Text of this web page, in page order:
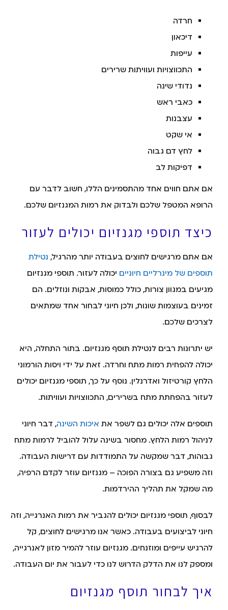
חרדה
דיכאון
עייפות
התכווצויות ועוויתות שרירים
נדודי שינה
כאבי ראש
עצבנות
אי שקט
לחץ דם גבוה
דפיקות לב
אם אתם חווים אחד מהתסמינים הללו, חשוב לדבר עם
הרופא המטפל שלכם ולבדוק את רמות המגנזיום שלכם.
כיצד תוספי מגנזיום יכולים לעזור
אם אתם מרגישים לחוצים בעבודה יותר מהרגיל, נטילת
תוספים של מינרליים חיוניים יכולה לעזור. תוספי מגנזיום
מגיעים במגוון צורות, כולל כמוסות, אבקות ונוזלים. הם
זמינים בעוצמות שונות, ולכן חיוני לבחור אחד שמתאים
לצרכים שלכם.
יש יתרונות רבים לנטילת תוסף מגנזיום. בתור התחלה, היא
יכולה להפחית רמות מתח וחרדה. זאת על ידי ויסות הורמוני
הלחץ קורטיזול ואדרנלין. נוסף על כך, תוספי מגנזיום יכולים
לעזור בהפחתת מתח בשרירים, התכווצויות ועוויתות.
תוספים אלה יכולים גם לשפר את איכות השינה, דבר חיוני
לניהול רמות הלחץ. מחסור בשינה עלול להוביל לרמות מתח
גבוהות, דבר שמקשה על התמודדות עם דרישות העבודה.
וזה משפיע גם בצורה הפוכה – מגנזיום עוזר לקדם הרפיה,
מה שמקל את תהליך ההירדמות.
לבסוף, תוספי מגנזיום יכולים להגביר את רמות האנרגייה, וזה
חיוני לביצועים בעבודה. כאשר אנו מרגישים לחוצים, קל
להרגיש עייפים ומוזנחים. מגנזיום עוזר להמיר מזון לאנרגייה,
ומספק לנו את הדלק הדרוש לנו כדי לעבור את יום העבודה.
איך לבחור תוסף מגנזיום